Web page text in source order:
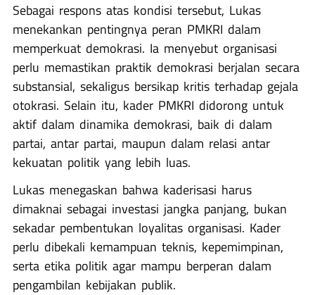
Sebagai respons atas kondisi tersebut, Lukas
menekankan pentingnya peran PMKRI dalam
memperkuat demokrasi. Ia menyebut organisasi
perlu memastikan praktik demokrasi berjalan secara
substansial, sekaligus bersikap kritis terhadap gejala
otokrasi. Selain itu, kader PMKRI didorong untuk
aktif dalam dinamika demokrasi, baik di dalam
partai, antar partai, maupun dalam relasi antar
kekuatan politik yang lebih luas.
Lukas menegaskan bahwa kaderisasi harus
dimaknai sebagai investasi jangka panjang, bukan
sekadar pembentukan loyalitas organisasi. Kader
perlu dibekali kemampuan teknis, kepemimpinan,
serta etika politik agar mampu berperan dalam
pengambilan kebijakan publik.